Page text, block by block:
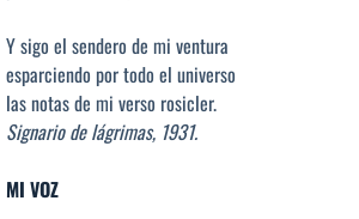
Y sigo el sendero de mi ventura
esparciendo por todo el universo
las notas de mi verso rosicler.
Signario de lágrimas, 1931.
MI VOZ